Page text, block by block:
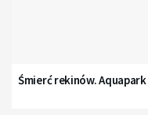
Śmierć rekinów.